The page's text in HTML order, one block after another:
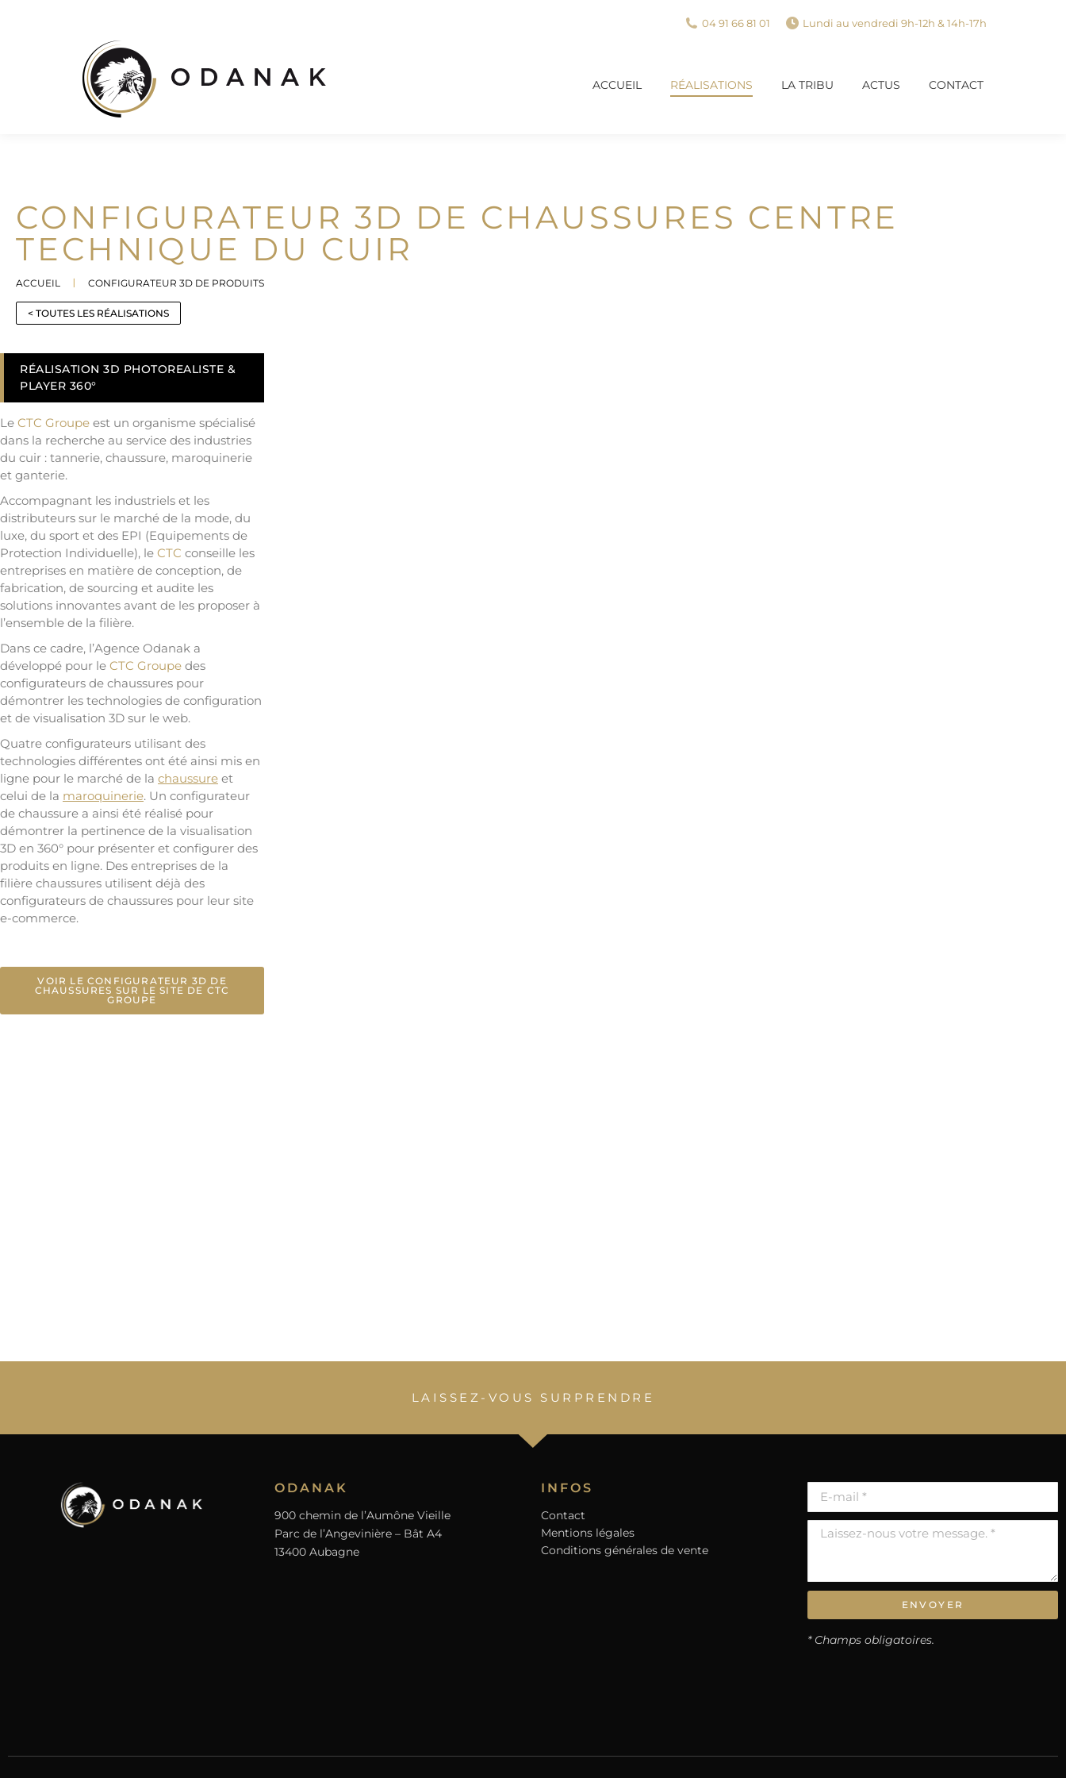
04 91 66 81 01 Lundi au vendredi 9h-12h & 14h-17h
ACCUEIL RÉALISATIONS LA TRIBU ACTUS CONTACT
CONFIGURATEUR 3D DE CHAUSSURES CENTRE
TECHNIQUE DU CUIR
Vous êtes ici :
ACCUEIL CONFIGURATEUR 3D DE PRODUITS
< TOUTES LES RÉALISATIONS
RÉALISATION 3D PHOTOREALISTE &
PLAYER 360°
Le CTC Groupe est un organisme spécialisé
dans la recherche au service des industries
du cuir : tannerie, chaussure, maroquinerie
et ganterie.
Accompagnant les industriels et les
distributeurs sur le marché de la mode, du
luxe, du sport et des EPI (Equipements de
Protection Individuelle), le CTC conseille les
entreprises en matière de conception, de
fabrication, de sourcing et audite les
solutions innovantes avant de les proposer à
l’ensemble de la filière.
Dans ce cadre, l’Agence Odanak a
développé pour le CTC Groupe des
configurateurs de chaussures pour
démontrer les technologies de configuration
et de visualisation 3D sur le web.
Quatre configurateurs utilisant des
technologies différentes ont été ainsi mis en
ligne pour le marché de la chaussure et
celui de la maroquinerie. Un configurateur
de chaussure a ainsi été réalisé pour
démontrer la pertinence de la visualisation
3D en 360° pour présenter et configurer des
produits en ligne. Des entreprises de la
filière chaussures utilisent déjà des
configurateurs de chaussures pour leur site
e-commerce.
VOIR LE CONFIGURATEUR 3D DE
CHAUSSURES SUR LE SITE DE CTC
GROUPE
LAISSEZ-VOUS SURPRENDRE
ODANAK
900 chemin de l’Aumône Vieille
Parc de l’Angevinière – Bât A4
13400 Aubagne
INFOS
Contact
Mentions légales
Conditions générales de vente
ENVOYER
* Champs obligatoires.